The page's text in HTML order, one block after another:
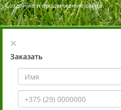
Создание и продвижение сайта
×
Заказать